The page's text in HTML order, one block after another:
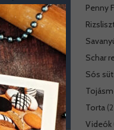
Penny
Schar
Sós
Torta
Videók